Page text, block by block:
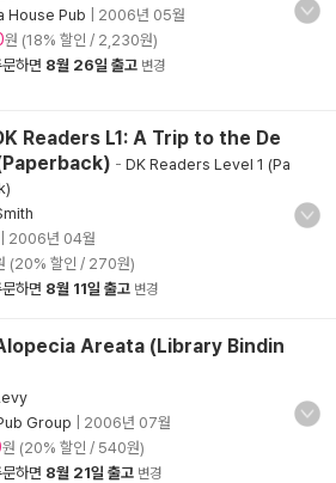
House Pub
2006년 05월
원 (18% 할인 / 2,230원)
하면 8월 26일 출고 변경
Readers L1: A Trip to the De
- DK Readers Level 1 (Pa
2006년 04월
(20% 할인 / 270원)
하면 8월 11일 출고 변경
Areata (Library Bindin
Group
2006년 07월
원 (20% 할인 / 540원)
하면 8월 21일 출고 변경